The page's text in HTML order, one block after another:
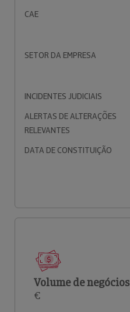
CAE
SETOR DA EMPRESA
INCIDENTES JUDICIAIS
ALERTAS DE ALTERAÇÕES
RELEVANTES
DATA DE CONSTITUIÇÃO
Volume de negócios
€